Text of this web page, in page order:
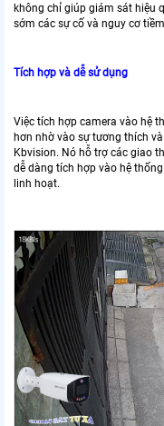
không chỉ giúp giám sát hiệu
sớm các sự cố và nguy cơ
Tích hợp và dễ sử dụng
Việc tích hợp camera vào hệ
hơn nhờ vào sự tương thích
Kbvision. Nó hỗ trợ các giao
dễ dàng tích hợp vào hệ
linh hoạt.